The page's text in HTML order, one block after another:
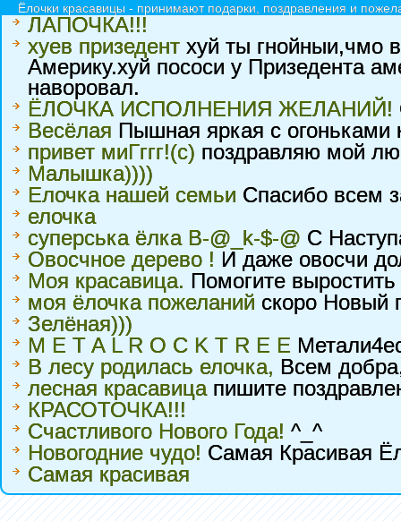
Ёлочки красавицы - принимают подарки, поздравления и
ЛАПОЧКА!!!
хуев призедент хуй ты гнойныи,чмо
Америку.хуй пососи у Призедента
наворовал.
ЁЛОЧКА ИСПОЛНЕНИЯ ЖЕЛАНИЙ!
Весёлая Пышная яркая с огоньками
привет миГггг!(с) поздравляю мой
Малышка))))
Елочка нашей семьи Спасибо всем
елочка
суперська ёлка B-@_k-$-@ С
Овосчное дерево ! И даже овосчи
Моя красавица. Помогите
моя ёлочка пожеланий скоро Новый
Зелёная)))
M E T A L R O C K T R E E
В лесу родилась елочка, Всем
лесная красавицапишите
КРАСОТОЧКА!!!
Счастливого Нового Года! ^_^
Новогодние чудо! Самая Красивая
Самая красивая